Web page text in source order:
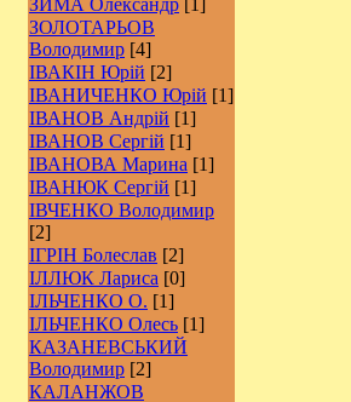
ЗИМА Олександр [1]
ЗОЛОТАРЬОВ
Володимир [4]
ІВАКІН Юрій [2]
ІВАНИЧЕНКО Юрій [1]
ІВАНОВ Андрій [1]
ІВАНОВ Сергій [1]
ІВАНОВА Марина [1]
ІВАНЮК Сергій [1]
ІВЧЕНКО Володимир
[2]
ІГРІН Болеслав [2]
ІЛЛЮК Лариса [0]
ІЛЬЧЕНКО О. [1]
ІЛЬЧЕНКО Олесь [1]
КАЗАНЕВСЬКИЙ
Володимир [2]
КАЛАНЖОВ